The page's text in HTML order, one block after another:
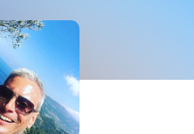
& Serien
& Liebe
Exklusiv